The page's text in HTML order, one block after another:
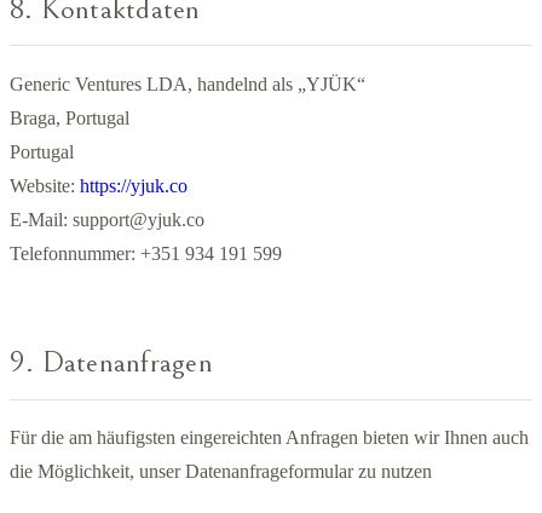
8. Kontaktdaten
Generic Ventures LDA, handelnd als „YJÜK“
Braga, Portugal
Portugal
Website: https://yjuk.co
E-Mail: support@yjuk.co
Telefonnummer: +351 934 191 599
9. Datenanfragen
Für die am häufigsten eingereichten Anfragen bieten wir Ihnen auch
die Möglichkeit, unser Datenanfrageformular zu nutzen